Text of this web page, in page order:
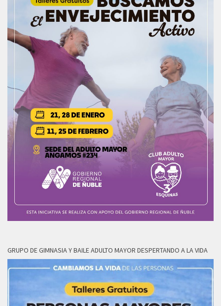
GRUPO DE GIMNASIA Y BAILE ADULTO MAYOR DESPERTANDO A LA VIDA